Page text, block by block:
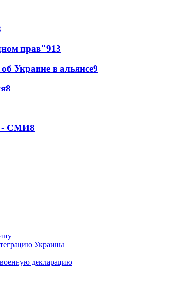
прав"913
Украине в альянсе9
8
- СМИ8
Украины
декларацию